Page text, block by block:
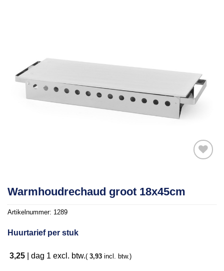
verlanglijst
Warmhoudrechaud groot 18x45cm
Artikelnummer: 1289
Huurtarief per stuk
3,25 dag 1 excl. btw.( 3,93 incl. btw.)